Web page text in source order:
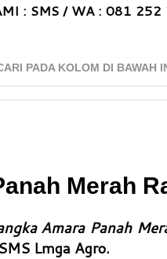
: SMS / WA : 081
PADA KOLOM DI BAWAH
Merah
Amara Panah
Lmga Agro.